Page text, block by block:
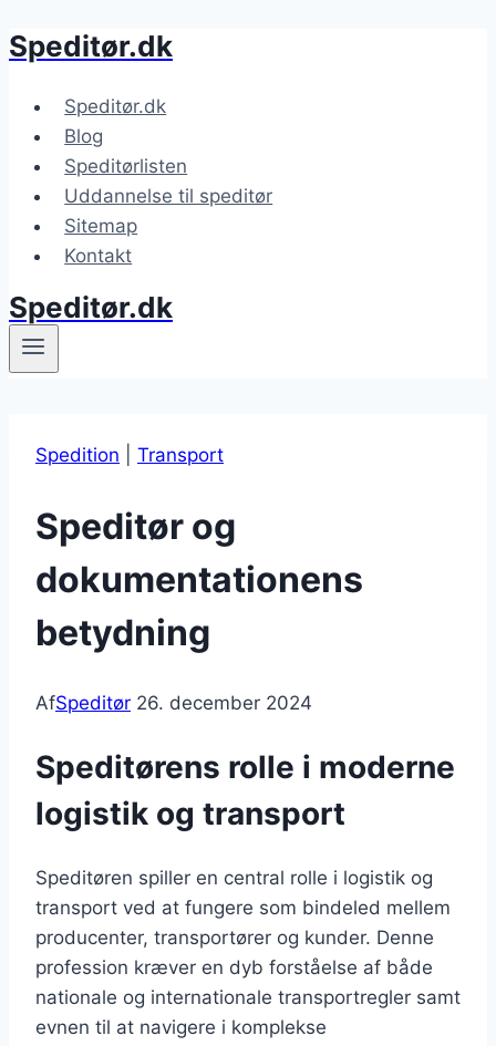
Fortsæt
indhold
Speditør.dk
Speditør.dk
Blog
Speditørlisten
Uddannelse til speditør
Sitemap
Kontakt
Speditør.dk
Spedition Transport
Speditør og
dokumentationens
betydning
AfSpeditør 26. december 2024
Speditørens rolle i moderne
logistik og transport
Speditøren spiller en central rolle i logistik og
transport ved at fungere som bindeled mellem
producenter, transportører og kunder. Denne
profession kræver en dyb forståelse af både
nationale og internationale transportregler samt
evnen til at navigere i komplekse